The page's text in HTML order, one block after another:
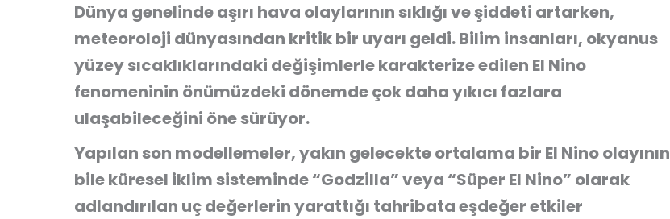
Dünya genelinde aşırı hava olaylarının sıklığı ve şiddeti artarken,
meteoroloji dünyasından kritik bir uyarı geldi. Bilim insanları, okyanus
yüzey sıcaklıklarındaki değişimlerle karakterize edilen El Nino
fenomeninin önümüzdeki dönemde çok daha yıkıcı fazlara
ulaşabileceğini öne sürüyor.
Yapılan son modellemeler, yakın gelecekte ortalama bir El Nino olayının
bile küresel iklim sisteminde “Godzilla” veya “Süper El Nino” olarak
adlandırılan uç değerlerin yarattığı tahribata eşdeğer etkiler